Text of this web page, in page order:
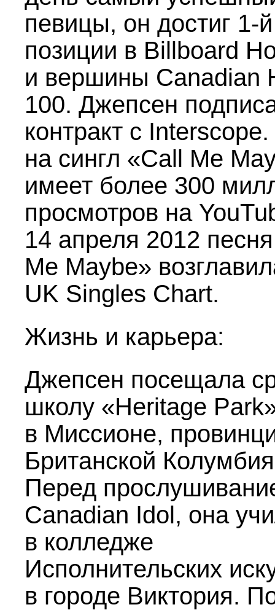
певицы, он достиг 1-й
позиции в Billboard
и вершины Canadian
100. Джепсен
контракт с
на сингл «Call Me
имеет более 300
просмотров на
14 апреля 2012
Me Maybe»
UK Singles Chart.
Жизнь и карьера:
Джепсен посещала
школу «Heritage
в Миссионе,
Британской
Перед
Canadian Idol, она
в колледже
Исполнительских
в городе Виктория.